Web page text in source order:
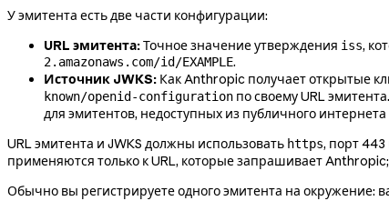
У эмитента есть две части конфигурации:
URL эмитента:Точное значение утверждения iss,
2.amazonaws.com/id/EXAMPLE.
Источник JWKS: Как Anthropic получает открытые
known/openid-configuration по своему URL
для эмитентов, недоступных из публичного
URL эмитента и JWKS должны использовать https, порт
применяются только к URL, которые запрашивает
Обычно вы регистрируете одного эмитента на окружение: